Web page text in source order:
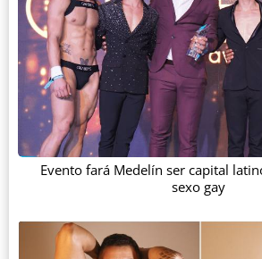
Evento fará Medelín ser capital
sexo gay